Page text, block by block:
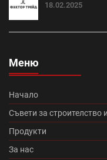
Промоция
Македо (12)
Микроцименти Isomat
18.02.2025
Меню
Начало
Съвети за строителство
Продукти
За нас